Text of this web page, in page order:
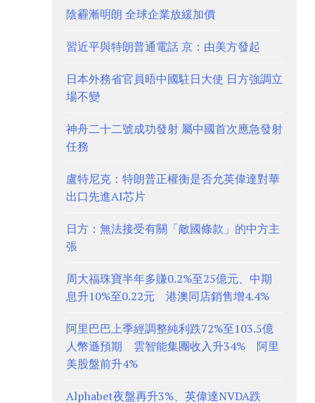
陰霾漸明朗 全球企業放緩加價
習近平與特朗普通電話 京：由美方發起
日本外務省官員晤中國駐日大使 日方強調立
場不變
神舟二十二號成功發射 屬中國首次應急發射
任務
盧特尼克：特朗普正權衡是否允英偉達對華
出口先進AI芯片
日方：無法接受有關「敵國條款」的中方主
張
周大福珠寶半年多賺0.2%至25億元、中期
息升10%至0.22元 港澳同店銷售增4.4%
阿里巴巴上季經調整純利跌72%至103.5億
人幣遜預期 雲智能集團收入升34% 阿里
美股盤前升4%
Alphabet夜盤再升3%、英偉達NVDA跌